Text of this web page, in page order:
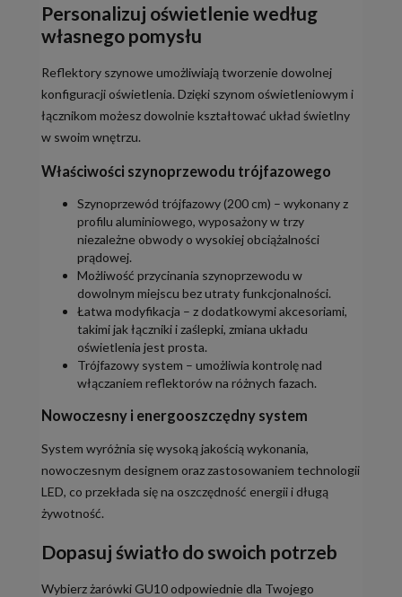
Personalizuj oświetlenie według
własnego pomysłu
Reflektory szynowe umożliwiają tworzenie dowolnej
konfiguracji oświetlenia. Dzięki szynom oświetleniowym i
łącznikom możesz dowolnie kształtować układ świetlny
w swoim wnętrzu.
Właściwości szynoprzewodu trójfazowego
Szynoprzewód trójfazowy (200 cm) – wykonany z
profilu aluminiowego, wyposażony w trzy
niezależne obwody o wysokiej obciążalności
prądowej.
Możliwość przycinania szynoprzewodu w
dowolnym miejscu bez utraty funkcjonalności.
Łatwa modyfikacja – z dodatkowymi akcesoriami,
takimi jak łączniki i zaślepki, zmiana układu
oświetlenia jest prosta.
Trójfazowy system – umożliwia kontrolę nad
włączaniem reflektorów na różnych fazach.
Nowoczesny i energooszczędny system
System wyróżnia się wysoką jakością wykonania,
nowoczesnym designem oraz zastosowaniem technologii
LED, co przekłada się na oszczędność energii i długą
żywotność.
Dopasuj światło do swoich potrzeb
Wybierz żarówki GU10 odpowiednie dla Twojego